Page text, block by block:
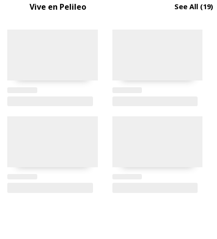
Vive en Pelileo See All (19)